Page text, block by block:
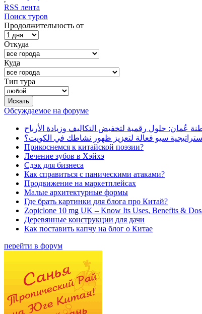
RSS лента
Поиск туров
Продолжительность от
Откуда
Куда
Тип тура
Обсуждаемое на форуме
عُمان: حلول رقمية لتخفيض التكاليف وزيادة الأرباح
سيو فعالة لتعزيز ظهور نشاطك في الكويت؟
Прикоснемся к китайской поэзии?
Лечение зубов в Хэйхэ
Сдэк для бизнеса
Как справиться с паническими атаками?
Продвижение на маркетплейсах
Малые архитектурные формы
Где брать картинки для блога про Китай?
Zopiclone 10 mg UK – Know Its Uses, Benefits &
Деревянные конструкции для дачи
Как поставить капчу на блог о Китае
перейти в форум